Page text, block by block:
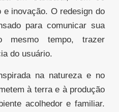
e inovação. O redesign do
para comunicar sua
mesmo tempo, trazer
do usuário.
na natureza e no
à terra e à produção
acolhedor e familiar.